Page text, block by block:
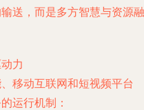
送，而是多方智慧与资源融
力
移动互联网和短视频平台
运行机制：